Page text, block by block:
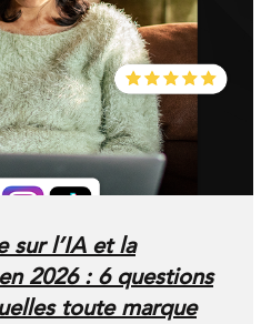
sur l’IA et la
2026 : 6 questions
toute marque